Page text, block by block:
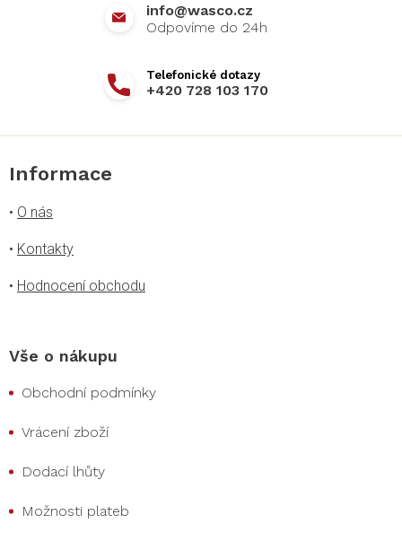
info@wasco.cz
+420 728 103 170
Informace
• O nás
• Kontakty
• Hodnocení obchodu
Vše o nákupu
Obchodní podmínky
Vrácení zboží
Dodací lhůty
Možnosti plateb